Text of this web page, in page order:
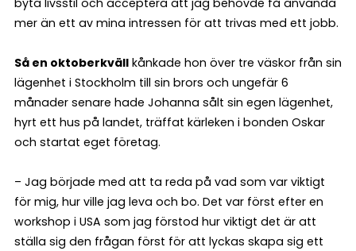
mer än ett av mina intressen för att trivas med ett jobb.
Så en oktoberkväll kånkade hon över tre väskor från sin
lägenhet i Stockholm till sin brors och ungefär 6
månader senare hade Johanna sålt sin egen lägenhet,
hyrt ett hus på landet, träffat kärleken i bonden Oskar
och startat eget företag.
– Jag började med att ta reda på vad som var viktigt
för mig, hur ville jag leva och bo. Det var först efter en
workshop i USA som jag förstod hur viktigt det är att
ställa sig den frågan först för att lyckas skapa sig ett